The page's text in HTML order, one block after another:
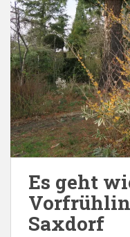
Es geht
Saxdorf